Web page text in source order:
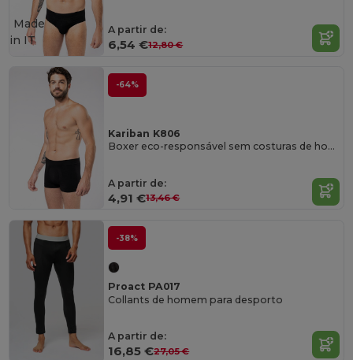
A partir de:
6,54 €12,80 €
Made
in IT
-64%
Kariban K806
Boxer eco-responsável sem costuras de homem
A partir de:
4,91 €13,46 €
-38%
Proact PA017
Collants de homem para desporto
A partir de:
16,85 €27,05 €